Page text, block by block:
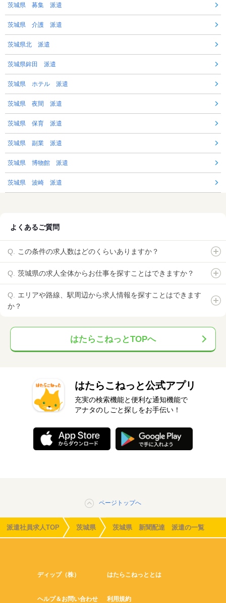
茨城県 募集 派遣
茨城県 介護 派遣
茨城県北 派遣
茨城県鉾田 派遣
茨城県 ホテル 派遣
茨城県 夜間 派遣
茨城県 保育 派遣
茨城県 副業 派遣
茨城県 博物館 派遣
茨城県 波崎 派遣
よくあるご質問
この条件の求人数はどのくらいありますか？
茨城県の求人全体からお仕事を探すことはできますか？
エリアや路線、駅周辺から求人情報を探すことはできます
か？
はたらこねっとTOPへ
はたらこねっと公式アプリ
充実の検索機能と便利な通知機能で
アナタのしごと探しをお手伝い！
ページトップへ
派遣社員求人TOP 茨城県 茨城県 新聞配達 派遣の一覧
ディップ（株） はたらこねっととは
ヘルプ＆お問い合わせ 利用規約